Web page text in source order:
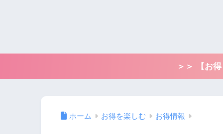
＞＞ 【お
ホーム お得を楽しむ お得情報